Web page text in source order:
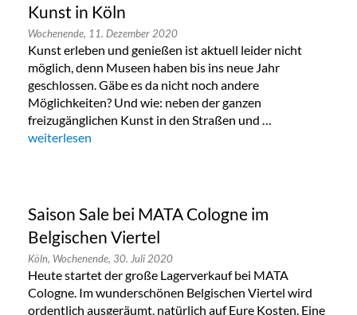
Kunst in Köln
Wochenende, 11. Dezember 2020
Kunst erleben und genießen ist aktuell leider nicht
möglich, denn Museen haben bis ins neue Jahr
geschlossen. Gäbe es da nicht noch andere
Möglichkeiten? Und wie: neben der ganzen
freizugänglichen Kunst in den Straßen und …
„Saturday Night Open: ein Abend für die Kunst in Köln“
weiterlesen
Saison Sale bei MATA Cologne im
Belgischen Viertel
Köln, Wochenende, 30. Juli 2020
Heute startet der große Lagerverkauf bei MATA
Cologne. Im wunderschönen Belgischen Viertel wird
ordentlich ausgeräumt, natürlich auf Eure Kosten. Eine